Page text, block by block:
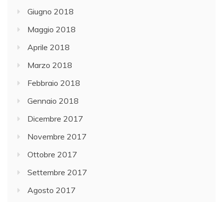
Giugno 2018
Maggio 2018
Aprile 2018
Marzo 2018
Febbraio 2018
Gennaio 2018
Dicembre 2017
Novembre 2017
Ottobre 2017
Settembre 2017
Agosto 2017